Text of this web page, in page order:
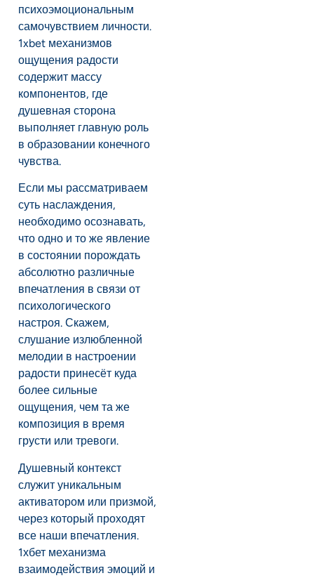
психоэмоциональным
самочувствием личности.
1xbet механизмов
ощущения радости
содержит массу
компонентов, где
душевная сторона
выполняет главную роль
в образовании конечного
чувства.
Если мы рассматриваем
суть наслаждения,
необходимо осознавать,
что одно и то же явление
в состоянии порождать
абсолютно различные
впечатления в связи от
психологического
настроя. Скажем,
слушание излюбленной
мелодии в настроении
радости принесёт куда
более сильные
ощущения, чем та же
композиция в время
грусти или тревоги.
Душевный контекст
служит уникальным
активатором или призмой,
через который проходят
все наши впечатления.
1хбет механизма
взаимодействия эмоций и